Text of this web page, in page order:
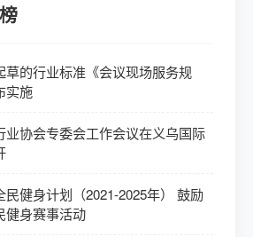
草的行业标准《会议现场服务规
实施
业协会专委会工作会议在义乌国际
民健身计划（2021-2025年） 鼓励
健身赛事活动